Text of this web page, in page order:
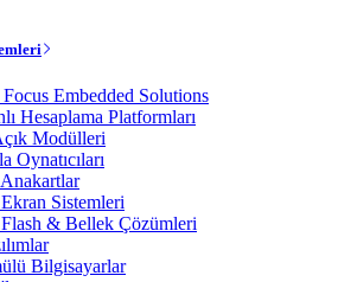
Embedded Solutions
Hesaplama Platformları
Modülleri
Oynatıcıları
Sistemleri
& Bellek Çözümleri
Bilgisayarlar